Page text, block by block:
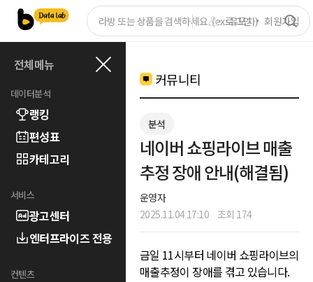
로그인 회원가입
전체메뉴
데이터분석
랭킹
편성표
카테고리
서비스
광고센터
엔터프라이즈 전용
컨텐츠
커뮤니티
분석
네이버 쇼핑라이브 매출
추정 장애 안내(해결됨)
운영자
2025.11.04 17:10
조회 174
금일 11시부터 네이버 쇼핑라이브의
매출추정이 장애를 겪고 있습니다.